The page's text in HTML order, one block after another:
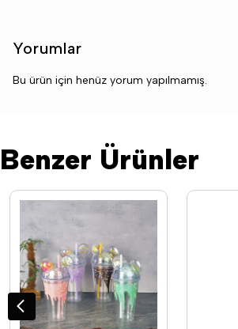
Yorumlar
Bu ürün için henüz yorum yapılmamış.
Benzer Ürünler